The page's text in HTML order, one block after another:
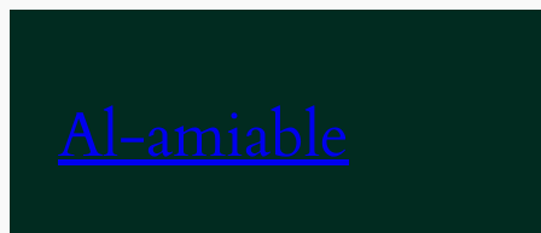
Al-amiable